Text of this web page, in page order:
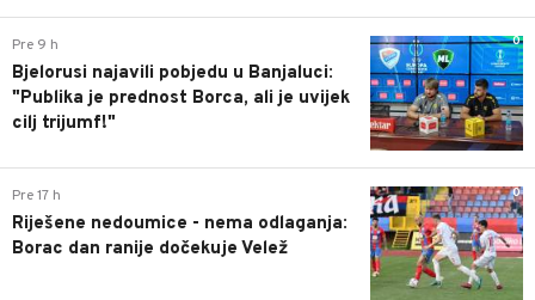
0
Pre 9 h
Bjelorusi najavili pobjedu u Banjaluci:
"Publika je prednost Borca, ali je uvijek
cilj trijumf!"
0
Pre 17 h
Riješene nedoumice - nema odlaganja:
Borac dan ranije dočekuje Velež